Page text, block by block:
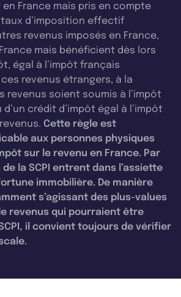
en France mais pris en compte
d’imposition effectif
revenus imposés en France,
mais bénéficient dès lors
égal à l’impôt français
revenus étrangers, à la
revenus soient soumis à l’impôt
crédit d’impôt égal à l’impôt
Cette règle est
aux personnes physiques
sur le revenu en France. Par
la SCPI entrent dans l’assiette
immobilière. De manière
s’agissant des plus-values
revenus qui pourraient être
il convient toujours de vérifier